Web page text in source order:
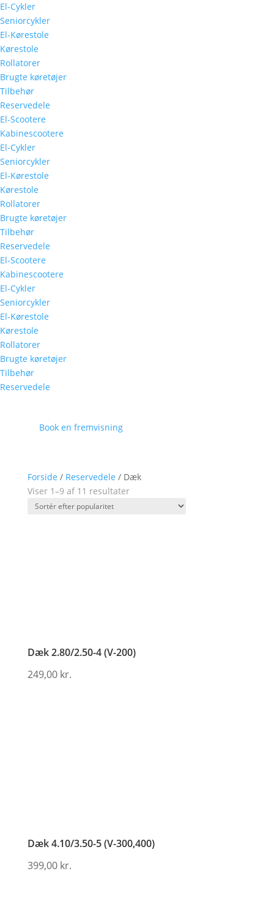
El-Cykler
Seniorcykler
El-Kørestole
Kørestole
Rollatorer
Brugte køretøjer
Tilbehør
Reservedele
El-Scootere
Kabinescootere
El-Cykler
Seniorcykler
El-Kørestole
Kørestole
Rollatorer
Brugte køretøjer
Tilbehør
Reservedele
El-Scootere
Kabinescootere
El-Cykler
Seniorcykler
El-Kørestole
Kørestole
Rollatorer
Brugte køretøjer
Tilbehør
Reservedele
Book en fremvisning
Forside / Reservedele / Dæk
Viser 1–9 af 11 resultater
Dæk 2.80/2.50-4 (V-200)
249,00 kr.
Dæk 4.10/3.50-5 (V-300,400)
399,00 kr.